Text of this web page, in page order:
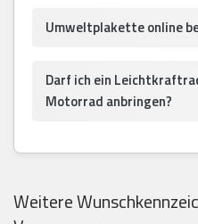
Umweltplakette online
Darf ich ein
Motorrad anbringen?
Weitere